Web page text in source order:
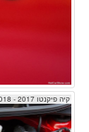
קיה פיקנטו 2017 - 2018 הצ'בק - אדום - מבט ציפור קדמי